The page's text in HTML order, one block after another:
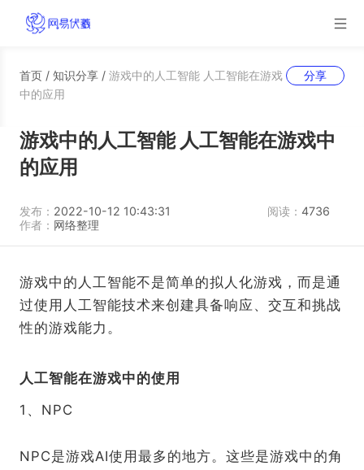
首页 / 知识分享 / 游戏中的人工智能 人工智能在游戏
中的应用
分享
游戏中的人工智能 人工智能在游戏中
的应用
发布： 2022-10-12 10:43:31 阅读：4736
作者： 网络整理
游戏中的人工智能不是简单的拟人化游戏，而是通
过使用人工智能技术来创建具备响应、交互和挑战
性的游戏能力。
人工智能在游戏中的使用
1、NPC
NPC是游戏AI使用最多的地方。这些是游戏中的角